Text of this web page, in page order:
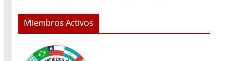
Miembros Activos